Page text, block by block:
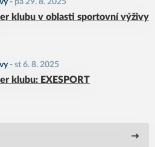
- pá 29. 8. 2025
klubu v oblasti sportovní výživy
- st 6. 8. 2025
klubu: EXESPORT